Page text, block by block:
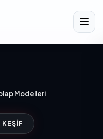
Modelleri
KEŞIF